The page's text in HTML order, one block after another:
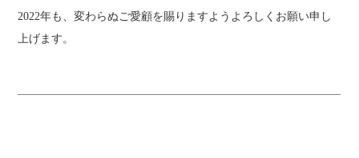
2022年も、変わらぬご愛顧を賜りますようよろしくお願い申し
上げます。